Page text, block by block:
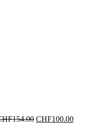
154.00 CHF100.00